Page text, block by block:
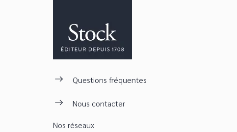
Questions fréquentes
Nous contacter
Nos réseaux